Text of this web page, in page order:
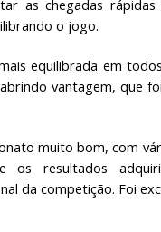
as chegadas
o jogo.
equilibrada em
vantagem, que
muito bom, com
resultados
da competição. Foi